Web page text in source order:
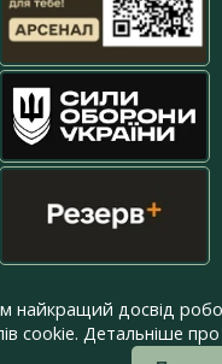
досвід
cookie. Детальніше про